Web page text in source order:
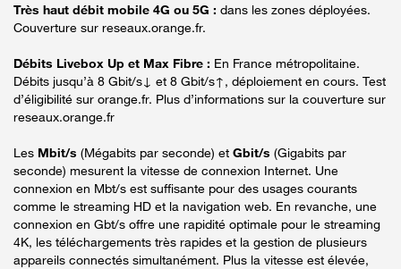
Très haut débit mobile 4G ou 5G : dans les zones déployées.
Couverture sur reseaux.orange.fr.
Débits Livebox Up et Max Fibre : En France métropolitaine.
Débits jusqu’à 8 Gbit/s↓ et 8 Gbit/s↑, déploiement en cours. Test
d’éligibilité sur orange.fr. Plus d’informations sur la couverture sur
reseaux.orange.fr
Les Mbit/s (Mégabits par seconde) et Gbit/s (Gigabits par
seconde) mesurent la vitesse de connexion Internet. Une
connexion en Mbt/s est suffisante pour des usages courants
comme le streaming HD et la navigation web. En revanche, une
connexion en Gbt/s offre une rapidité optimale pour le streaming
4K, les téléchargements très rapides et la gestion de plusieurs
appareils connectés simultanément. Plus la vitesse est élevée,